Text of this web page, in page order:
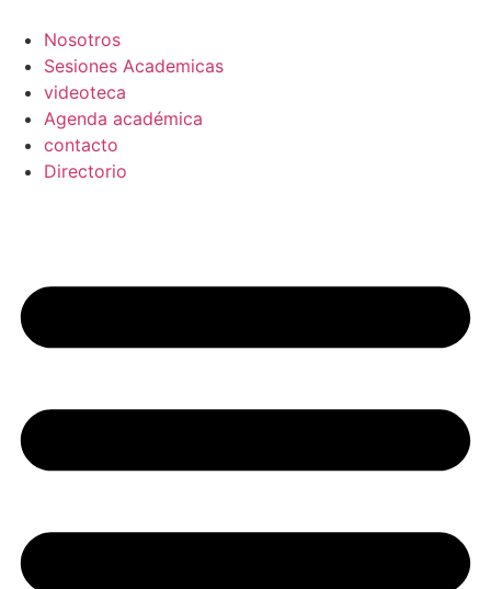
contenido
Nosotros
Sesiones Academicas
videoteca
Agenda académica
contacto
Directorio